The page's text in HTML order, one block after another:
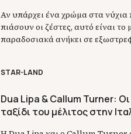
Αν υπάρχει ένα χρώμα στα
πιάσουν οι ζέστες, αυτό είναι
παραδοσιακά ανήκει σε
STAR-LAND
Dua Lipa & Callum Turner:
ταξίδι του μέλιτος στην